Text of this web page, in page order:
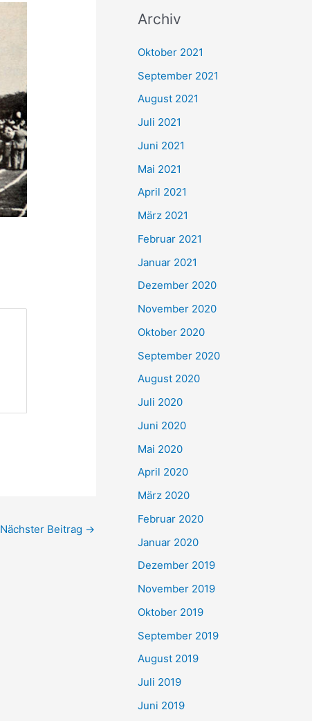
Nächster Beitrag →
h
e
n
h
:
Archiv
Oktober 2021
September 2021
August 2021
Juli 2021
Juni 2021
Mai 2021
April 2021
März 2021
Februar 2021
Januar 2021
Dezember 2020
November 2020
Oktober 2020
September 2020
August 2020
Juli 2020
Juni 2020
Mai 2020
April 2020
März 2020
Februar 2020
Januar 2020
Dezember 2019
November 2019
Oktober 2019
September 2019
August 2019
Juli 2019
Juni 2019